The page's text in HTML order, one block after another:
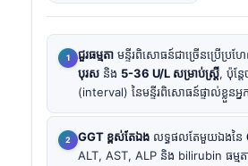
ជួរធម្មតា មន្ទីរពិសោធន៍ជាច្រើនប្រើប្រហ
បុរស និង 5-36 U/L សម្រាប់ស្ត្រី, ប៉ុន្ត
(interval) នៃមន្ទីរពិសោធន៍ផ្ទាល់ខ្លួនអ្
GGT ខ្ពស់តែឯង លទ្ធផលតែមួយឯងនៃ
ALT, AST, ALP និង bilirubin ធម្ម